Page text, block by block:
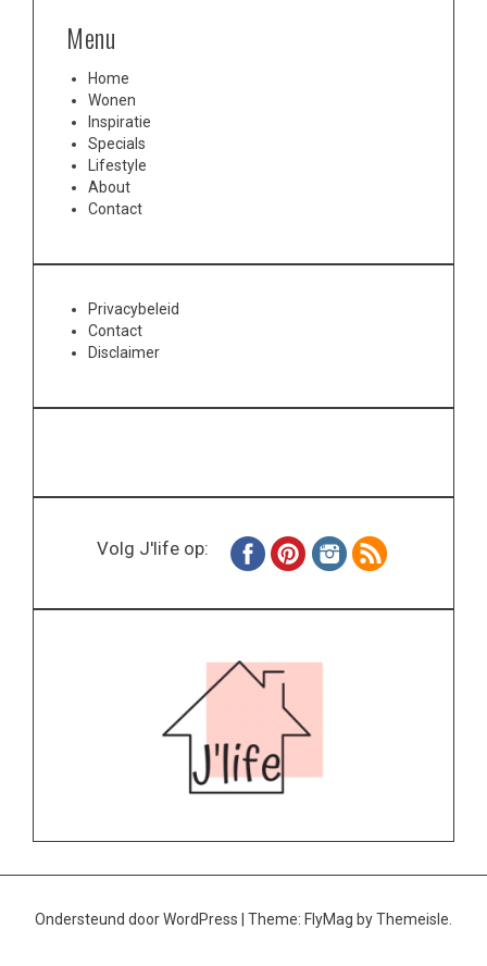
Menu
Home
Wonen
Inspiratie
Specials
Lifestyle
About
Contact
Privacybeleid
Contact
Disclaimer
Volg J'life op:
Ondersteund door WordPress Theme: FlyMag by Themeisle.